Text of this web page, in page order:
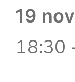
19
18:30